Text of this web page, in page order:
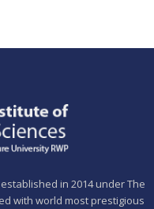
in 2014 under The
with world most prestigious